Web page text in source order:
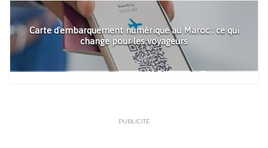
Carte d'embarquement numérique au Maroc : ce qui
change pour les voyageurs
PUBLICITÉ